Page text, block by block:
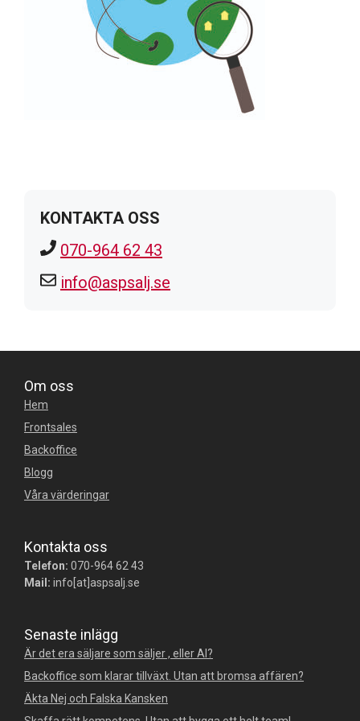
KONTAKTA OSS
070-964 62 43
info@aspsalj.se
Om oss
Hem
Frontsales
Backoffice
Blogg
Våra värderingar
Kontakta oss
Telefon: 070-964 62 43
Mail: info[at]aspsalj.se
Senaste inlägg
Är det era säljare som säljer , eller AI?
Backoffice som klarar tillväxt. Utan att bromsa affären?
Äkta Nej och Falska Kansken